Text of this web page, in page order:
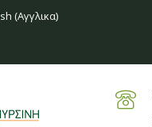
(Αγγλικα)